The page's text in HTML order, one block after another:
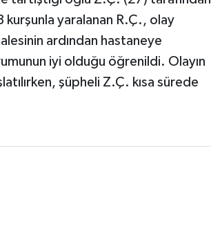
yaralanan R.Ç., olay
ardından hastaneye
iyi olduğu öğrenildi. Olayın
şüpheli Z.Ç. kısa sürede